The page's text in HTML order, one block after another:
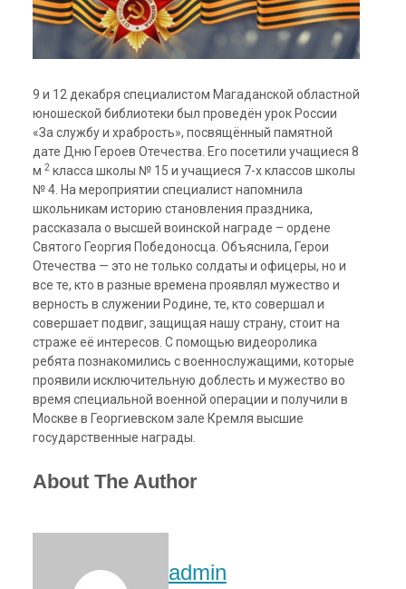
9 и 12 декабря специалистом Магаданской областной
юношеской библиотеки был проведён урок России
«За службу и храбрость», посвящённый памятной
дате Дню Героев Отечества. Его посетили учащиеся 8
м 2 класса школы № 15 и учащиеся 7-х классов школы
№ 4. На мероприятии специалист напомнила
школьникам историю становления праздника,
рассказала о высшей воинской награде – ордене
Святого Георгия Победоносца. Объяснила, Герои
Отечества — это не только солдаты и офицеры, но и
все те, кто в разные времена проявлял мужество и
верность в служении Родине, те, кто совершал и
совершает подвиг, защищая нашу страну, стоит на
страже её интересов. С помощью видеоролика
ребята познакомились с военнослужащими, которые
проявили исключительную доблесть и мужество во
время специальной военной операции и получили в
Москве в Георгиевском зале Кремля высшие
государственные награды.
About The Author
admin